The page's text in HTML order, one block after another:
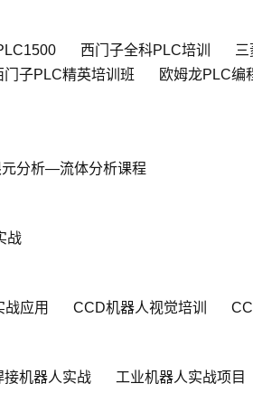
西门子全科PLC培训
门子PLC精英培训班
欧姆龙PLC编
分析—流体分析课程
战
战应用 CCD机器人视觉培训
接机器人实战 工业机器人实战项目